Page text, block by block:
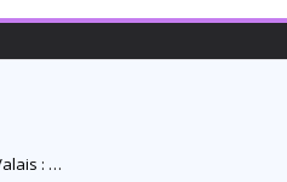
Silicon Valais : quand l’innovation technologique réinven...